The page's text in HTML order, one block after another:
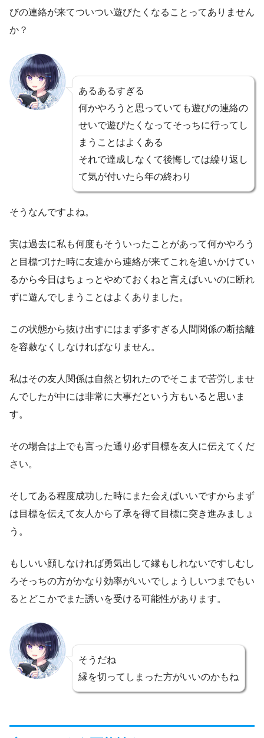
びの連絡が来てついつい遊びたくなることってありません
か？
あるあるすぎる
何かやろうと思っていても遊びの連絡の
せいで遊びたくなってそっちに行ってし
まうことはよくある
それで達成しなくて後悔しては繰り返し
て気が付いたら年の終わり
そうなんですよね。
実は過去に私も何度もそういったことがあって何かやろう
と目標づけた時に友達から連絡が来てこれを追いかけてい
るから今日はちょっとやめておくねと言えばいいのに断れ
ずに遊んでしまうことはよくありました。
この状態から抜け出すにはまず多すぎる人間関係の断捨離
を容赦なくしなければなりません。
私はその友人関係は自然と切れたのでそこまで苦労しませ
んでしたが中には非常に大事だという方もいると思いま
す。
その場合は上でも言った通り必ず目標を友人に伝えてくだ
さい。
そしてある程度成功した時にまた会えばいいですからまず
は目標を伝えて友人から了承を得て目標に突き進みましょ
う。
もしいい顔しなければ勇気出して縁もしれないですしむし
ろそっちの方がかなり効率がいいでしょうしいつまでもい
るとどこかでまた誘いを受ける可能性があります。
そうだね
縁を切ってしまった方がいいのかもね